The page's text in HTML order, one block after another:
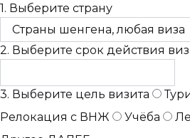
1. Выберите страну
2. Выберите срок действия
3. Выберите цель визита
Релокация с ВНЖ
Учёба